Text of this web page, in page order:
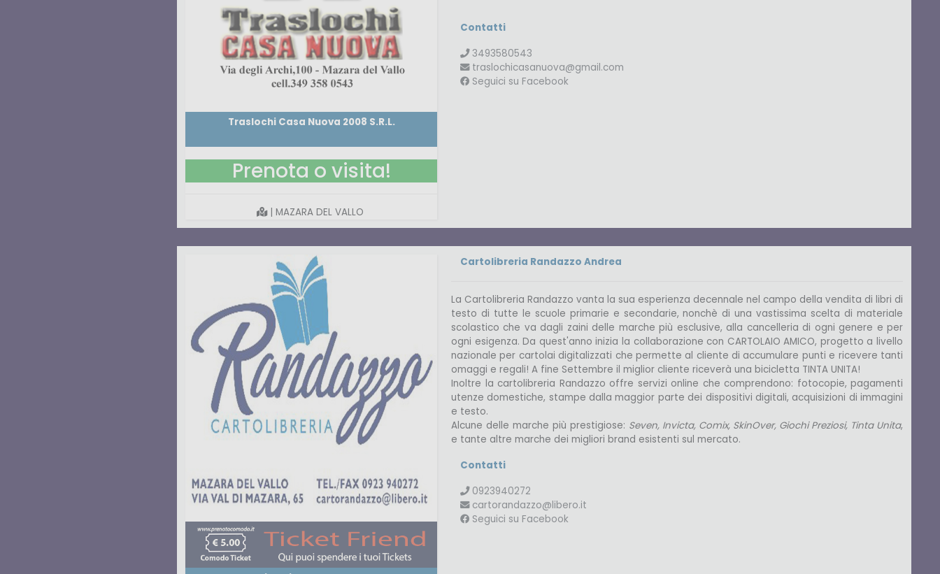
Telefono
Email
Facebook
Traslochi Casa Nuova 2008 S.R.L.
Prenota o visita!
| MAZARA DEL VALLO
Contatti
3493580543
traslochicasanuova@gmail.com
Seguici su Facebook
Cartolibreria Randazzo Andrea
La Cartolibreria Randazzo vanta la sua esperienza decennale nel campo della vendita di libri di
testo di tutte le scuole primarie e secondarie, nonchè di una vastissima scelta di materiale
scolastico che va dagli zaini delle marche più esclusive, alla cancelleria di ogni genere e per
ogni esigenza. Da quest'anno inizia la collaborazione con CARTOLAIO AMICO, progetto a livello
nazionale per cartolai digitalizzati che permette al cliente di accumulare punti e ricevere tanti
omaggi e regali! A fine Settembre il miglior cliente riceverà una bicicletta TINTA UNITA!
Inoltre la cartolibreria Randazzo offre servizi online che comprendono: fotocopie, pagamenti
utenze domestiche, stampe dalla maggior parte dei dispositivi digitali, acquisizioni di immagini
e testo.
Alcune delle marche più prestigiose: Seven, Invicta, Comix, SkinOver, Giochi Preziosi, Tinta Unita,
e tante altre marche dei migliori brand esistenti sul mercato.
Contatti
0923940272
cartorandazzo@libero.it
Seguici su Facebook